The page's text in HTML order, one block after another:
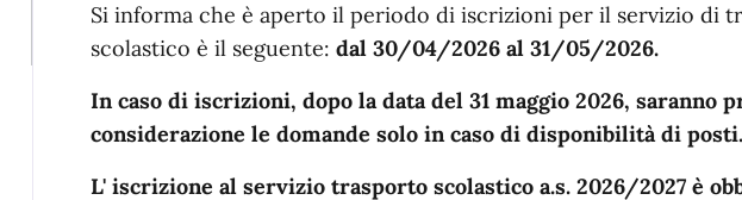
Si informa che è aperto il periodo di iscrizioni per il servizio di
scolastico è il seguente: dal 30/04/2026 al 31/05/2026.
In caso di iscrizioni, dopo la data del 31 maggio 2026, saranno
considerazione le domande solo in caso di disponibilità di posti.
L' iscrizione al servizio trasporto scolastico a.s. 2026/2027 è